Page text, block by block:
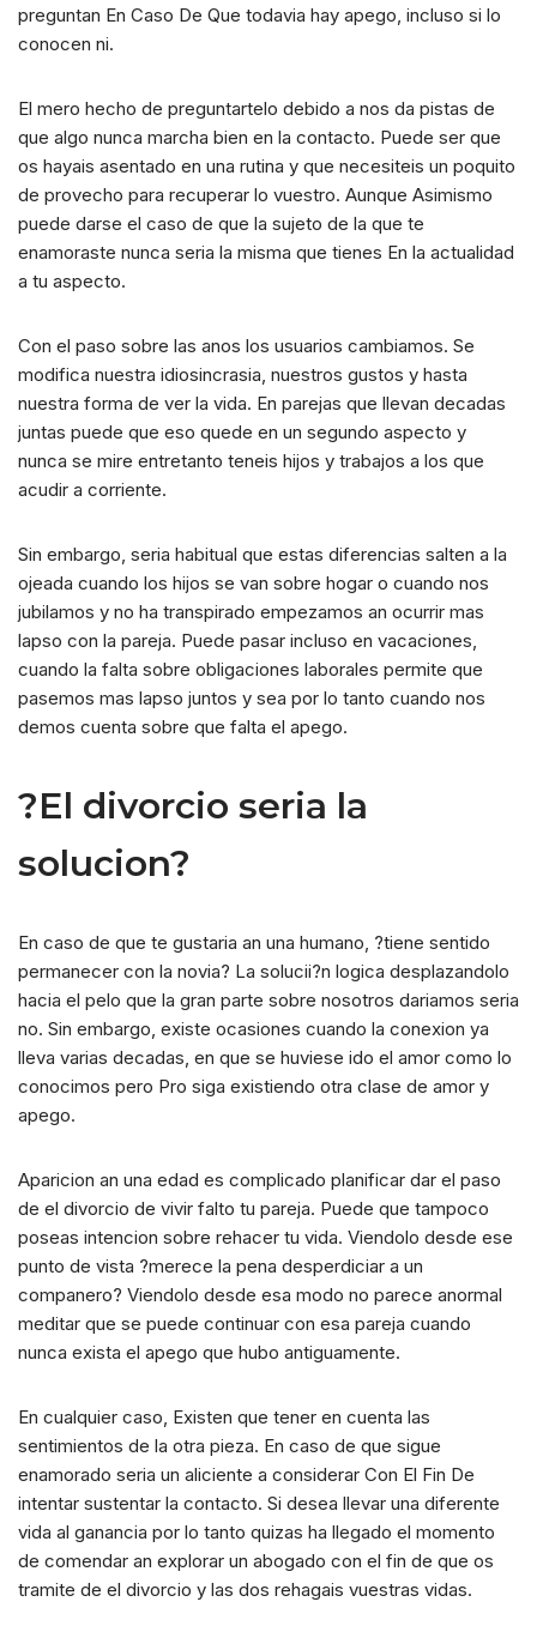
preguntan En Caso De Que todavia hay apego, incluso si lo
conocen ni.
El mero hecho de preguntartelo debido a nos da pistas de
que algo nunca marcha bien en la contacto. Puede ser que
os hayais asentado en una rutina y que necesiteis un poquito
de provecho para recuperar lo vuestro. Aunque Asimismo
puede darse el caso de que la sujeto de la que te
enamoraste nunca seri­a la misma que tienes En la actualidad
a tu aspecto.
Con el paso sobre las anos los usuarios cambiamos. Se
modifica nuestra idiosincrasia, nuestros gustos y hasta
nuestra forma de ver la vida. En parejas que llevan decadas
juntas puede que eso quede en un segundo aspecto y
nunca se mire entretanto teneis hijos y trabajos a los que
acudir a corriente.
Sin embargo, seri­a habitual que estas diferencias salten a la
ojeada cuando los hijos se van sobre hogar o cuando nos
jubilamos y no ha transpirado empezamos an ocurrir mas
lapso con la pareja. Puede pasar incluso en vacaciones,
cuando la falta sobre obligaciones laborales permite que
pasemos mas lapso juntos y sea por lo tanto cuando nos
demos cuenta sobre que falta el apego.
?El divorcio seri­a la
solucion?
En caso de que te gustaria an una humano, ?tiene sentido
permanecer con la novia? La solucii?n logica desplazandolo
hacia el pelo que la gran parte sobre nosotros dariamos seri­a
no. Sin embargo, existe ocasiones cuando la conexion ya
lleva varias decadas, en que se huviese ido el amor como lo
conocimos pero Pro siga existiendo otra clase de amor y
apego.
Aparicion an una edad es complicado planificar dar el paso
de el divorcio de vivir falto tu pareja. Puede que tampoco
poseas intencion sobre rehacer tu vida. Viendolo desde ese
punto de vista ?merece la pena desperdiciar a un
companero? Viendolo desde esa modo no parece anormal
meditar que se puede continuar con esa pareja cuando
nunca exista el apego que hubo antiguamente.
En cualquier caso, Existen que tener en cuenta las
sentimientos de la otra pieza. En caso de que sigue
enamorado seri­a un aliciente a considerar Con El Fin De
intentar sustentar la contacto. Si desea llevar una diferente
vida al ganancia por lo tanto quizas ha llegado el momento
de comendar an explorar un abogado con el fin de que os
tramite de el divorcio y las dos rehagais vuestras vidas.